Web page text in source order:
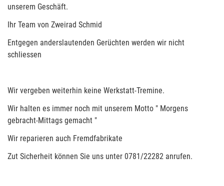
unserem Geschäft.
Ihr Team von Zweirad Schmid
Entgegen anderslautenden Gerüchten werden wir nicht
schliessen
Wir vergeben weiterhin keine Werkstatt-Tremine.
Wir halten es immer noch mit unserem Motto " Morgens
gebracht-Mittags gemacht "
Wir reparieren auch Fremdfabrikate
Zut Sicherheit können Sie uns unter 0781/22282 anrufen.